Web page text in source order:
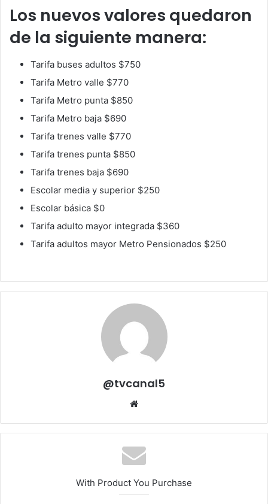
Los nuevos valores quedaron
de la siguiente manera:
Tarifa buses adultos $750
Tarifa Metro valle $770
Tarifa Metro punta $850
Tarifa Metro baja $690
Tarifa trenes valle $770
Tarifa trenes punta $850
Tarifa trenes baja $690
Escolar media y superior $250
Escolar básica $0
Tarifa adulto mayor integrada $360
Tarifa adultos mayor Metro Pensionados $250
@tvcanal5
With Product You Purchase